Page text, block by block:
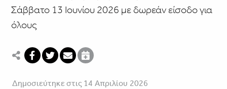
Σάββατο 13 Ιουνίου 2026 με δωρεάν είσοδο για
όλους
Δημοσιεύτηκε στις 14 Απριλίου 2026